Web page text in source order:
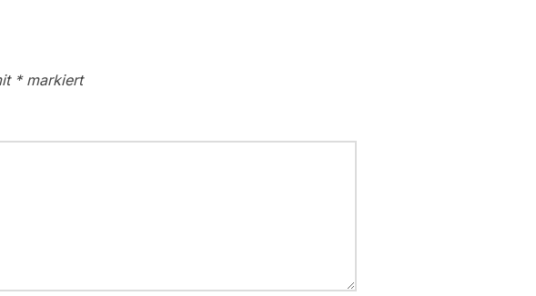
*markiert